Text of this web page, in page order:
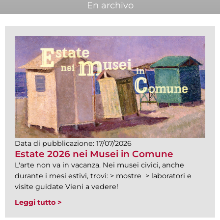
En archivo
Data di pubblicazione: 17/07/2026
Estate 2026 nei Musei in Comune
L'arte non va in vacanza. Nei musei civici, anche
durante i mesi estivi, trovi: > mostre > laboratori e
visite guidate Vieni a vedere!
Leggi tutto >